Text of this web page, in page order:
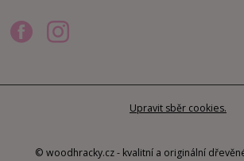
Upravit sběr cookies.
© woodhracky.cz - kvalitní a originální